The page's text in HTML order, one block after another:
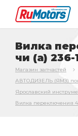
Вилка
чи (а) 236-
Магазин запчастей
АВТОДИЗЕЛЬ (ЯМЗ)
Ярославский
Вилка переключения